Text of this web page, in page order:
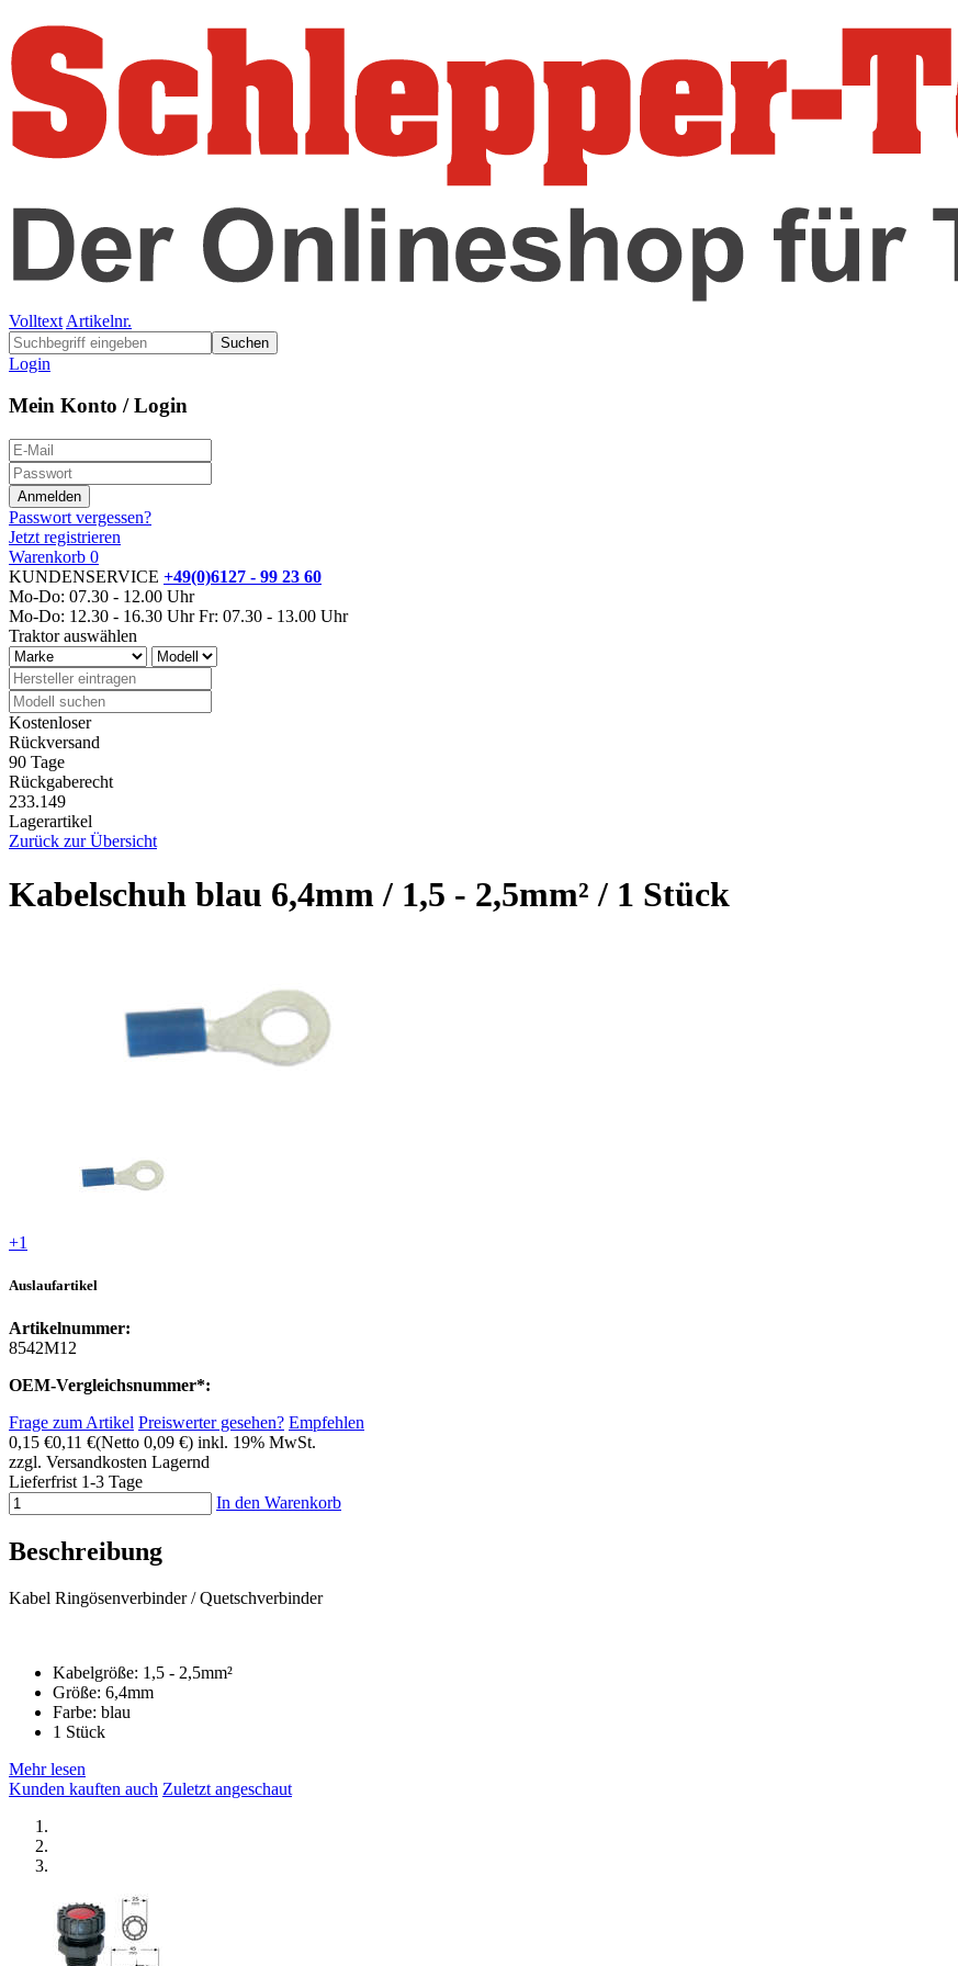
Volltext Artikelnr.
Suchen
Login
Mein Konto / Login
Passwort vergessen?
Jetzt registrieren
Warenkorb 0
KUNDENSERVICE +49(0)6127 - 99 23 60
Mo-Do: 07.30 - 12.00 Uhr
Mo-Do: 12.30 - 16.30 Uhr Fr: 07.30 - 13.00 Uhr
Traktor auswählen
Kostenloser
Rückversand
90 Tage
Rückgaberecht
233.149
Lagerartikel
Zurück zur Übersicht
Kabelschuh blau 6,4mm / 1,5 - 2,5mm² / 1 Stück
+1
Auslaufartikel
Artikelnummer:
8542M12
OEM-Vergleichsnummer*:
Frage zum Artikel Preiswerter gesehen? Empfehlen
0,15 €0,11 €(Netto 0,09 €) inkl. 19% MwSt.
zzgl. Versandkosten Lagernd
Lieferfrist 1-3 Tage
In den Warenkorb
Beschreibung
Kabel Ringösenverbinder / Quetschverbinder
Kabelgröße: 1,5 - 2,5mm²
Größe: 6,4mm
Farbe: blau
1 Stück
Mehr lesen
Kunden kauften auch Zuletzt angeschaut